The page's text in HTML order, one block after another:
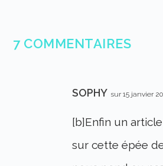
7 COMMENTAIRES
SOPHY sur 15 janvier
[b]Enfin un
sur cette épée